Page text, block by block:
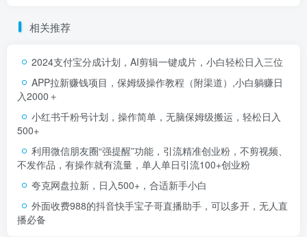
相关推荐
2024支付宝分成计划，AI剪辑一键成片，小白轻松日入三位
APP拉新赚钱项目，保姆级操作教程（附渠道）,小白躺赚日
入2000＋
小红书千粉号计划，操作简单，无脑保姆级搬运，轻松日入
500+
利用微信朋友圈“强提醒”功能，引流精准创业粉，不剪视频、
不发作品，有操作就有流量，单人单日引流100+创业粉
夸克网盘拉新，日入500+，合适新手小白
外面收费988的抖音快手宝子哥直播助手，可以多开，无人直
播必备